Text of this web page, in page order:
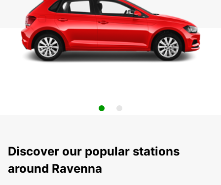
Discover our popular stations
around Ravenna